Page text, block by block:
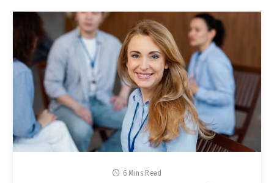
6 Mins Read